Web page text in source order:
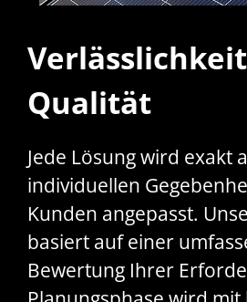
Qualität
Jede Lösung wird exakt
individuellen
Kunden angepasst.
basiert auf einer
Bewertung Ihrer